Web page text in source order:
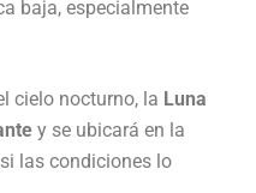
baja, especialmente
cielo nocturno, la Luna
y se ubicará en la
las condiciones lo